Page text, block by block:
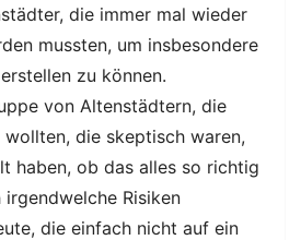
die immer mal wieder
mussten, um insbesondere
zu können.
von Altenstädtern, die
die skeptisch waren,
haben, ob das alles so richtig
Risiken
die einfach nicht auf ein